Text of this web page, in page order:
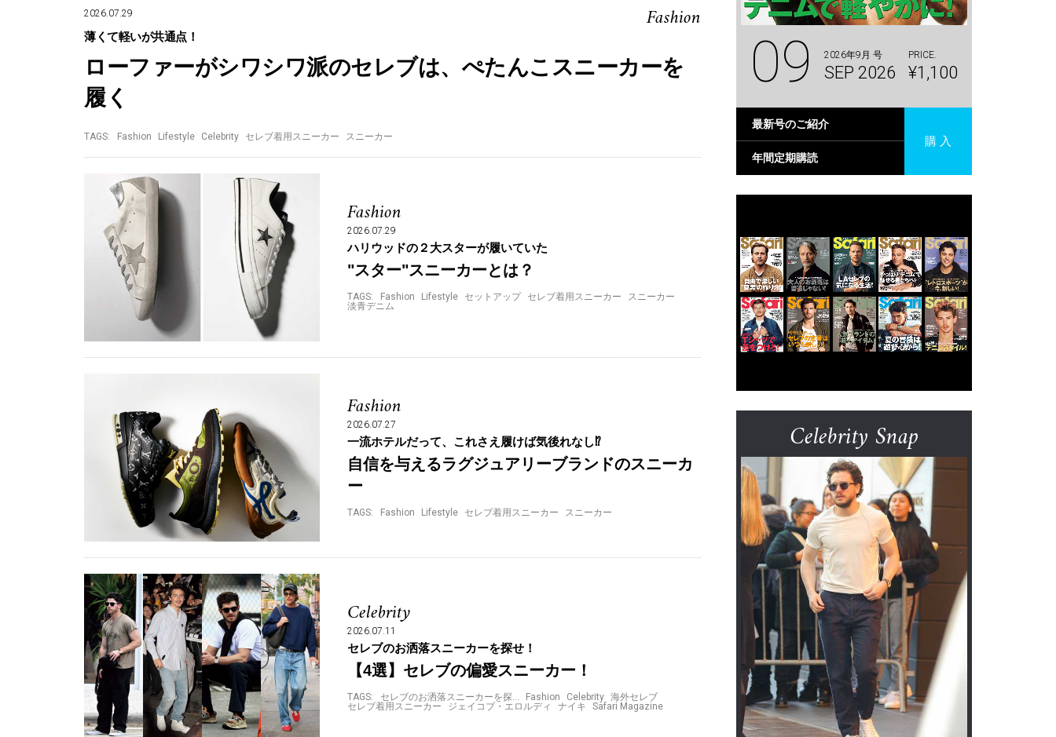
Fashion
2026.07.29
薄くて軽いが共通点！
ローファーがシワシワ派のセレブは、ぺたんこスニーカーを
履く
TAGS: Fashion Lifestyle Celebrity セレブ着用スニーカー スニーカー
Fashion
2026.07.29
ハリウッドの２大スターが履いていた
"スター"スニーカーとは？
TAGS: Fashion Lifestyle セットアップ セレブ着用スニーカー
スニーカー
淡青デニム
Fashion
2026.07.27
一流ホテルだって、これさえ履けば気後れなし⁉︎
自信を与えるラグジュアリーブランドのスニーカ
ー
TAGS: Fashion Lifestyle セレブ着用スニーカー スニーカー
Celebrity
2026.07.11
セレブのお洒落スニーカーを探せ！
【4選】セレブの偏愛スニーカー！
TAGS: セレブのお洒落スニーカーを探… Fashion Celebrity 海外セレブ
セレブ着用スニーカー
ジェイコブ・エロルディ ナイキ Safari Magazine
09 2026年9月 号
SEP 2026
PRICE.
¥1,100
最新号のご紹介
年間定期購読
購 入
Celebrity Snap